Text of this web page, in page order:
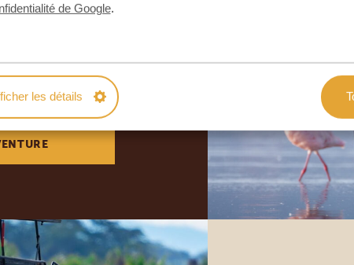
de Google.
les détails
voyage
ENGAGEMENT